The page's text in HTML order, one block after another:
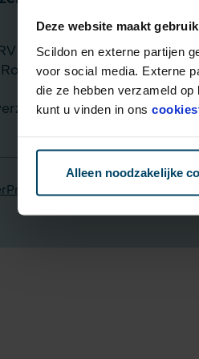
Deze website maakt
Scildon en externe partijen
voor social media. Externe
die ze hebben verzameld
kunt u vinden in ons
Alleen noodzakelijke
ORV
Vergelijk
Gouden
Lijfrente
Particulier
Scildon
Privacy statement